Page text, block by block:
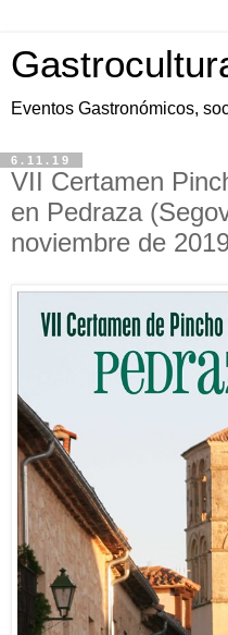
Eventos Gastronómicos,
6.11.19
VII Certamen
en Pedraza
noviembre de